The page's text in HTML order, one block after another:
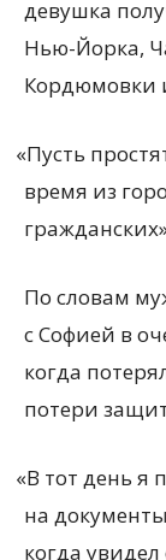
девушка
Нью-Йорка,
Кордюмовки
«Пусть
время из
По словам
с Софией в
когда
потери
«В тот день я
на
когда